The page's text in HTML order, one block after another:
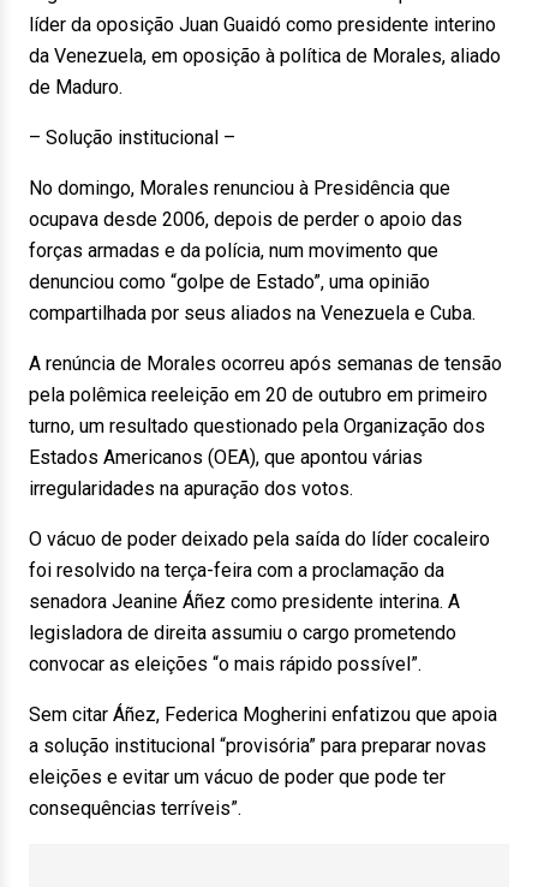
líder da oposição Juan Guaidó como presidente interino
da Venezuela, em oposição à política de Morales, aliado
de Maduro.
– Solução institucional –
No domingo, Morales renunciou à Presidência que
ocupava desde 2006, depois de perder o apoio das
forças armadas e da polícia, num movimento que
denunciou como “golpe de Estado”, uma opinião
compartilhada por seus aliados na Venezuela e Cuba.
A renúncia de Morales ocorreu após semanas de tensão
pela polêmica reeleição em 20 de outubro em primeiro
turno, um resultado questionado pela Organização dos
Estados Americanos (OEA), que apontou várias
irregularidades na apuração dos votos.
O vácuo de poder deixado pela saída do líder cocaleiro
foi resolvido na terça-feira com a proclamação da
senadora Jeanine Áñez como presidente interina. A
legisladora de direita assumiu o cargo prometendo
convocar as eleições “o mais rápido possível”.
Sem citar Áñez, Federica Mogherini enfatizou que apoia
a solução institucional “provisória” para preparar novas
eleições e evitar um vácuo de poder que pode ter
consequências terríveis”.